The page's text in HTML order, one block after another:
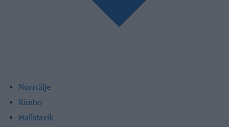
Norrtälje
Rimbo
Hallstavik